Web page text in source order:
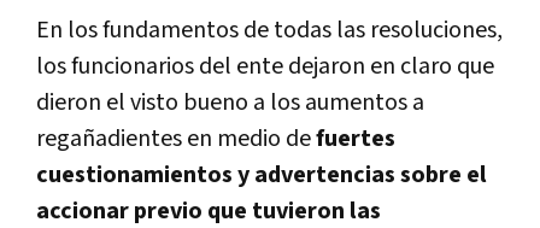
En los fundamentos de todas las resoluciones,
los funcionarios del ente dejaron en claro que
dieron el visto bueno a los aumentos a
regañadientes en medio defuertes
cuestionamientos y advertencias sobre el
accionar previo que tuvieron las